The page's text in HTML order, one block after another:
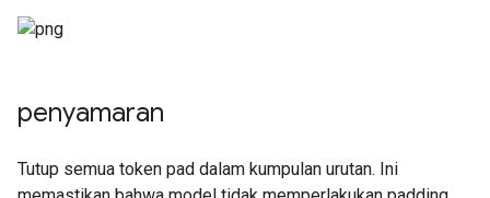
penyamaran
Tutup semua token pad dalam kumpulan urutan. Ini